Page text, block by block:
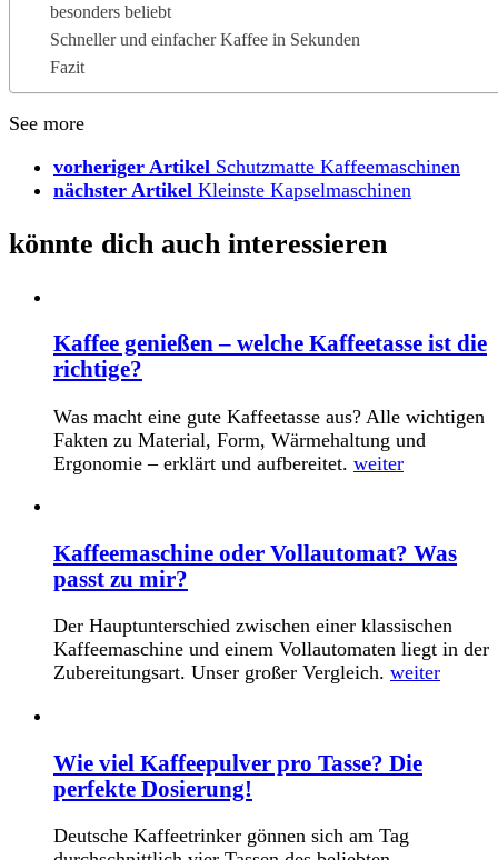
besonders beliebt
Schneller und einfacher Kaffee in Sekunden
Fazit
See more
vorheriger Artikel Schutzmatte Kaffeemaschinen
nächster Artikel Kleinste Kapselmaschinen
könnte dich auch interessieren
Kaffee genießen – welche Kaffeetasse ist die
richtige?
Was macht eine gute Kaffeetasse aus? Alle wichtigen
Fakten zu Material, Form, Wärmehaltung und
Ergonomie – erklärt und aufbereitet. weiter
Kaffeemaschine oder Vollautomat? Was
passt zu mir?
Der Hauptunterschied zwischen einer klassischen
Kaffeemaschine und einem Vollautomaten liegt in der
Zubereitungsart. Unser großer Vergleich. weiter
Wie viel Kaffeepulver pro Tasse? Die
perfekte Dosierung!
Deutsche Kaffeetrinker gönnen sich am Tag